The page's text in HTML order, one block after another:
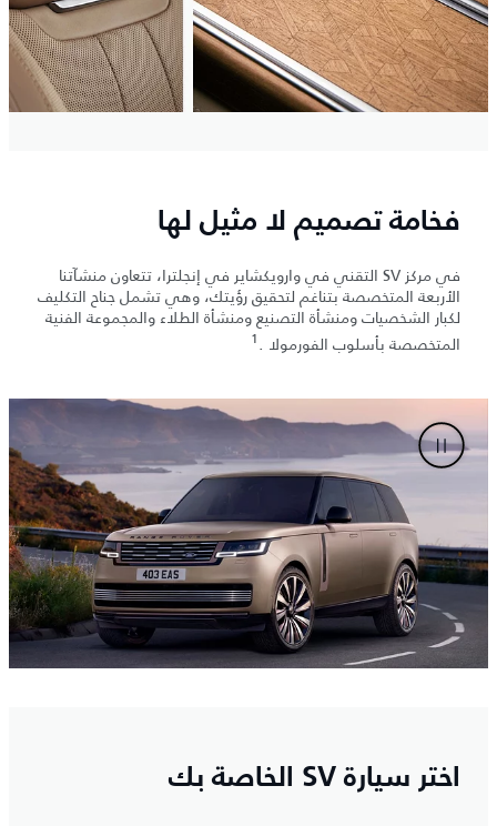
فخامة تصميم لا مثيل لها
في مركز SV التقني في وارويكشاير في إنجلترا، تتعاون منشآتنا
الأربعة المتخصصة بتناغم لتحقيق رؤيتك، وهي تشمل جناح التكليف
لكبار الشخصيات ومنشأة التصنيع ومنشأة الطلاء والمجموعة الفنية
المتخصصة بأسلوب الفورمولا .1
اختر سيارة SV الخاصة بك